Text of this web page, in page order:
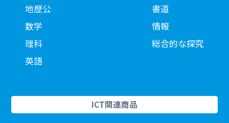
地歴公
数学
理科
英語
書道
情報
総合的な探究
ICT関連商品